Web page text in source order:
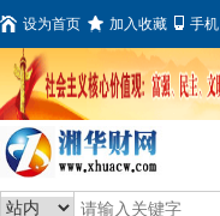
设为首页 加入收藏 手机